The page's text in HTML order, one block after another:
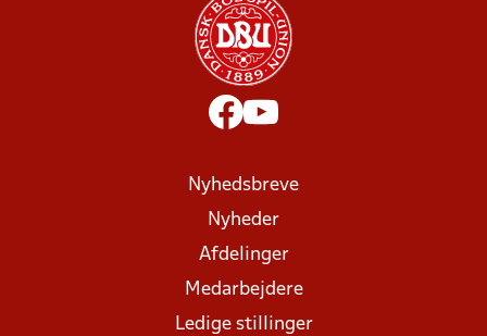
Nyhedsbreve
Nyheder
Afdelinger
Medarbejdere
Ledige stillinger